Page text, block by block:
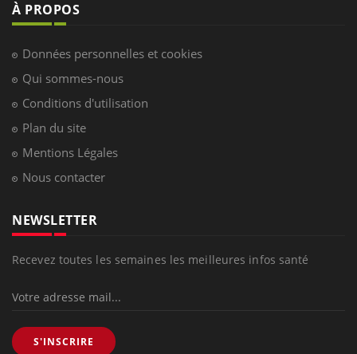
À PROPOS
Données personnelles et cookies
Qui sommes-nous
Conditions d'utilisation
Plan du site
Mentions Légales
Nous contacter
NEWSLETTER
Recevez toutes les semaines les meilleures infos santé
S'INSCRIRE